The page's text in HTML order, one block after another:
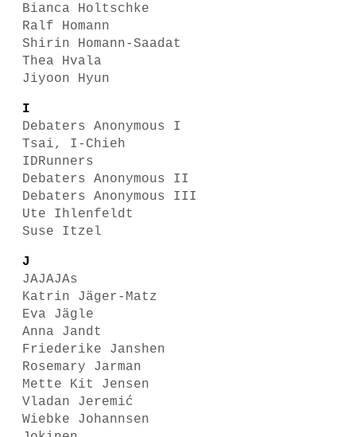
Bianca Holtschke
Ralf Homann
Shirin Homann-Saadat
Thea Hvala
Jiyoon Hyun
I
Debaters Anonymous I
Tsai, I-Chieh
IDRunners
Debaters Anonymous II
Debaters Anonymous III
Ute Ihlenfeldt
Suse Itzel
J
JAJAJAs
Katrin Jäger-Matz
Eva Jägle
Anna Jandt
Friederike Janshen
Rosemary Jarman
Mette Kit Jensen
Vladan Jeremić
Wiebke Johannsen